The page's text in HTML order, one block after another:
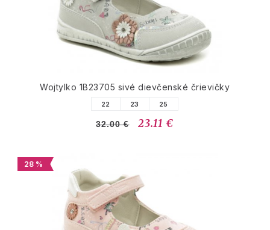
Wojtylko 1B23705 sivé dievčenské črievičky
22 23 25
32.00 € 23.11 €
28 %